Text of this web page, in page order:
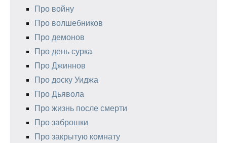
Про войну
Про волшебников
Про демонов
Про день сурка
Про Джиннов
Про доску Уиджа
Про Дьявола
Про жизнь после смерти
Про заброшки
Про закрытую комнату